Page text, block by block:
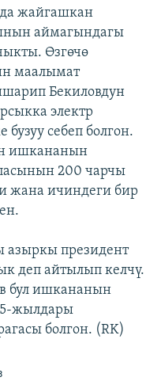
жайгашкан
аймагындагы
Өзгөчө
маалымат
Бекиловдун
электр
себеп болгон.
ишкананын
200 чарчы
жана ичиндеги бир
азыркы президент
деп айтылып келчү.
бул ишкананын
жылдары
болгон. (RK)